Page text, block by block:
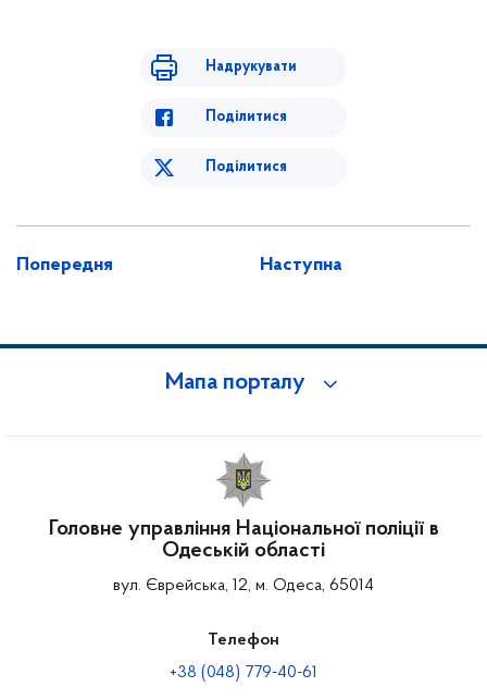
Надрукувати
Поділитися
Поділитися
Попередня Наступна
Мапа порталу
Головне управління Національної поліції в
Одеській області
вул. Єврейська, 12, м. Одеса, 65014
Телефон
+38 (048) 779-40-61